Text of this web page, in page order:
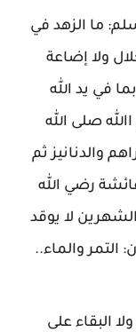
ما الزهد في
ولا إضاعة
في يد الله
صلى الله
والدنانيز ثم
رضي الله
لا يوقد
التمر والماء..
البقاء على